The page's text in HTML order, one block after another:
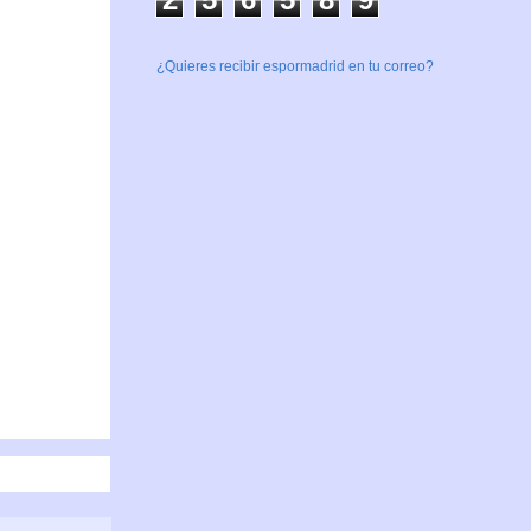
¿Quieres recibir espormadrid en tu correo?